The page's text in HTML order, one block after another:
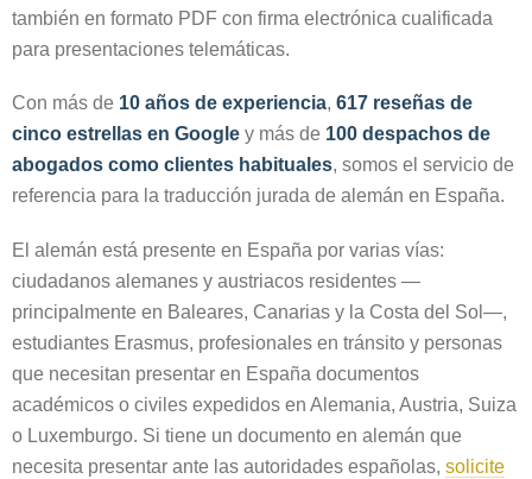
también en formato PDF con firma electrónica cualificada
para presentaciones telemáticas.
Con más de 10 años de experiencia, 617 reseñas de
cinco estrellas en Google y más de 100 despachos de
abogados como clientes habituales, somos el servicio de
referencia para la traducción jurada de alemán en España.
El alemán está presente en España por varias vías:
ciudadanos alemanes y austriacos residentes —
principalmente en Baleares, Canarias y la Costa del Sol—,
estudiantes Erasmus, profesionales en tránsito y personas
que necesitan presentar en España documentos
académicos o civiles expedidos en Alemania, Austria, Suiza
o Luxemburgo. Si tiene un documento en alemán que
necesita presentar ante las autoridades españolas, solicite